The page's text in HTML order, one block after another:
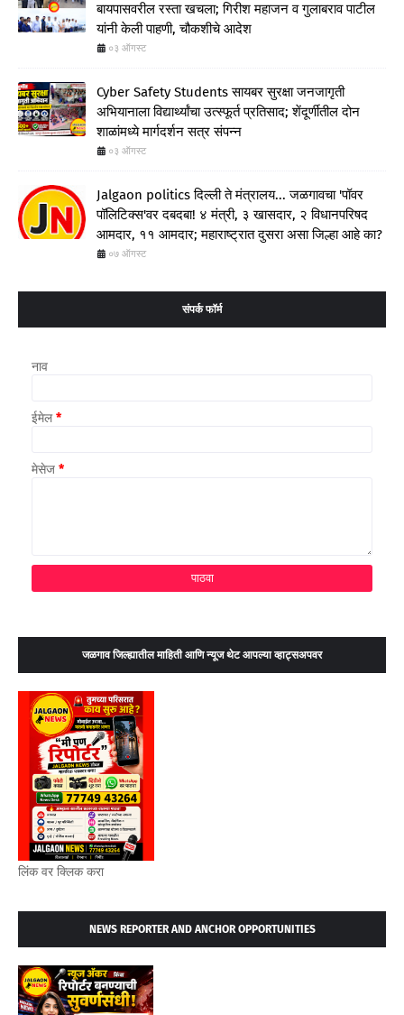
बायपासवरील रस्ता खचला; गिरीश महाजन व गुलाबराव पाटील
यांनी केली पाहणी, चौकशीचे आदेश
०३ ऑगस्ट
Cyber Safety Students सायबर सुरक्षा जनजागृती
अभियानाला विद्यार्थ्यांचा उत्स्फूर्त प्रतिसाद; शेंदूर्णीतील दोन
शाळांमध्ये मार्गदर्शन सत्र संपन्न
०३ ऑगस्ट
Jalgaon politics दिल्ली ते मंत्रालय... जळगावचा 'पॉवर
पॉलिटिक्स'वर दबदबा! ४ मंत्री, ३ खासदार, २ विधानपरिषद
आमदार, ११ आमदार; महाराष्ट्रात दुसरा असा जिल्हा आहे का?
०७ ऑगस्ट
संपर्क फॉर्म
नाव
ईमेल*
मेसेज *
जळगाव जिल्ह्यातील माहिती आणि न्यूज थेट आपल्या व्हाट्सअपवर
लिंक वर क्लिक करा
NEWS REPORTER AND ANCHOR OPPORTUNITIES